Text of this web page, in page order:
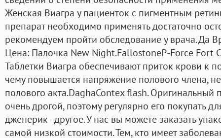
Женская Виагра у пациенток с пигментным
препарат необходимо применять достаточно
рекомендуем пройти обследование у врача. Да
Цена: Палочка New Night.FallostoneP-Force Fort
Таблетки Виагра обеспечивают приток крови к
чему повышается напряжение полового члена,
полового акта.DaghaContex flash.
очень дрогой, поэтому регулярно его покупать
дженерик - другое. У нас вы можете заказать
самой низкой стоимости. Тем, кто имеет